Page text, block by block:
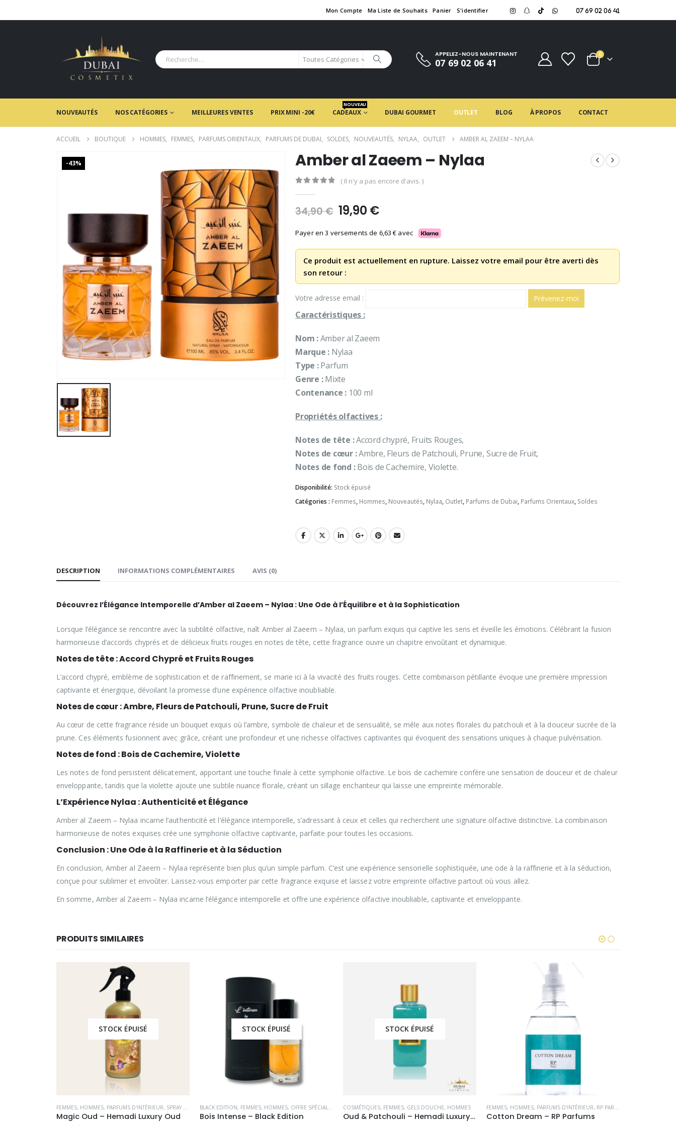
Mon Compte Ma Liste de Souhaits Panier S'identifier 07 69 02 06 41
Toutes Catégories
APPELEZ-NOUS MAINTENANT
07 69 02 06 41
0
NOUVEAUTÉS NOS CATÉGORIES MEILLEURES VENTES PRIX MINI -20€ CADEAUX
NOUVEAU
DUBAI GOURMET OUTLET BLOG À PROPOS CONTACT
ACCUEIL BOUTIQUE HOMMES, FEMMES, PARFUMS ORIENTAUX, PARFUMS DE DUBAI, SOLDES, NOUVEAUTÉS, NYLAA, OUTLET AMBER AL ZAEEM – NYLAA
-43% Amber al Zaeem – Nylaa
( Il n'y a pas encore d'avis. )
34,90€ Le
prix
initial
était :
34,90 €.
19,90 €Le
actuel
est :
19,90 €.
Payer en 3 versements de 6,63€ avec
Ce produit est actuellement en rupture. Laissez votre email pour être averti dès
son retour :
Votre adresse email :
Caractéristiques :
Nom :Amber al Zaeem
Marque : Nylaa
Type :Parfum
Genre :Mixte
Contenance : 100 ml
Propriétés olfactives :
Notes de tête :Accord chypré, Fruits Rouges,
Notes de cœur :Ambre, Fleurs de Patchouli, Prune, Sucre de Fruit,
Notes de fond :Bois de Cachemire, Violette.
Disponibilité: Stock épuisé
Catégories : Femmes, Hommes, Nouveautés, Nylaa, Outlet, Parfums de Dubai, Parfums Orientaux, Soldes
DESCRIPTION INFORMATIONS COMPLÉMENTAIRES AVIS (0)
Découvrez l’Élégance Intemporelle d’Amber al Zaeem – Nylaa : Une Ode à l’Équilibre et à la Sophistication
Lorsque l’élégance se rencontre avec la subtilité olfactive, naît Amber al Zaeem – Nylaa, un parfum exquis qui captive les sens et éveille les émotions. Célébrant la fusion
harmonieuse d’accords chyprés et de délicieux fruits rouges en notes de tête, cette fragrance ouvre un chapitre envoûtant et dynamique.
Notes de tête : Accord Chypré et Fruits Rouges
L’accord chypré, emblème de sophistication et de raffinement, se marie ici à la vivacité des fruits rouges. Cette combinaison pétillante évoque une première impression
captivante et énergique, dévoilant la promesse d’une expérience olfactive inoubliable.
Notes de cœur : Ambre, Fleurs de Patchouli, Prune, Sucre de Fruit
Au cœur de cette fragrance réside un bouquet exquis où l’ambre, symbole de chaleur et de sensualité, se mêle aux notes florales du patchouli et à la douceur sucrée de la
prune. Ces éléments fusionnent avec grâce, créant une profondeur et une richesse olfactives captivantes qui évoquent des sensations uniques à chaque pulvérisation.
Notes de fond : Bois de Cachemire, Violette
Les notes de fond persistent délicatement, apportant une touche finale à cette symphonie olfactive. Le bois de cachemire confère une sensation de douceur et de chaleur
enveloppante, tandis que la violette ajoute une subtile nuance florale, créant un sillage enchanteur qui laisse une empreinte mémorable.
L’Expérience Nylaa : Authenticité et Élégance
Amber al Zaeem – Nylaa incarne l’authenticité et l’élégance intemporelle, s’adressant à ceux et celles qui recherchent une signature olfactive distinctive. La combinaison
harmonieuse de notes exquises crée une symphonie olfactive captivante, parfaite pour toutes les occasions.
Conclusion : Une Ode à la Raffinerie et à la Séduction
En conclusion, Amber al Zaeem – Nylaa représente bien plus qu’un simple parfum. C’est une expérience sensorielle sophistiquée, une ode à la raffinerie et à la séduction,
conçue pour sublimer et envoûter. Laissez-vous emporter par cette fragrance exquise et laissez votre empreinte olfactive partout où vous allez.
En somme, Amber al Zaeem – Nylaa incarne l’élégance intemporelle et offre une expérience olfactive inoubliable, captivante et enveloppante.
PRODUITS SIMILAIRES
STOCK ÉPUISÉ
FEMMES, HOMMES, PARFUMS D'INTÉRIEUR, SPRAY D'INTÉRIEUR DE DUBAI
Magic Oud – Hemadi Luxury Oud
STOCK ÉPUISÉ
BLACK EDITION, FEMMES, HOMMES, OFFRE SPÉCIALE , PARFUMS OCCIDENTAUX
Bois Intense – Black Edition
STOCK ÉPUISÉ
COSMÉTIQUES, FEMMES, GELS DOUCHE, HOMMES
Oud & Patchouli – Hemadi Luxury Oud
FEMMES, HOMMES, PARFUMS D'INTÉRIEUR, RP PARFUMS
Cotton Dream – RP Parfums